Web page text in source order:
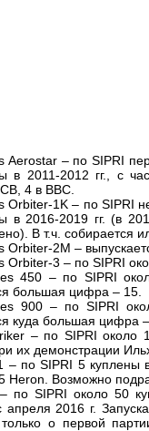
Aerostar – по SIPRI
в 2011-2012 гг., с
4 в ВВС.
Orbiter-1K – по SIPRI
в 2016-2019 гг. (в
В т.ч. собирается
Orbiter-2M –
Orbiter-3 – по SIPRI
450 – по SIPRI
большая цифра – 15.
900 – по SIPRI
куда большая цифра
– по SIPRI около
их демонстрации
– по SIPRI 5 куплены
Heron. Возможно
по SIPRI около 50
апреля 2016 г.
о первой